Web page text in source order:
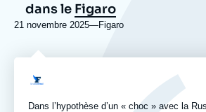
Logo
Dans l’hypothèse d’un « choc » avec la
dans le Figaro
21 novembre 2025—Nom
Figaro